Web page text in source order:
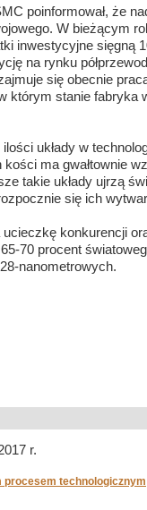
poinformował, że
W bieżącym
inwestycyjne sięgną
na rynku
się obecnie
którym stanie fabryka
układy w
ma gwałtownie
takie układy ujrzą
się ich
konkurencji
70 procent
nanometrowych.
r.
procesem technologicznym